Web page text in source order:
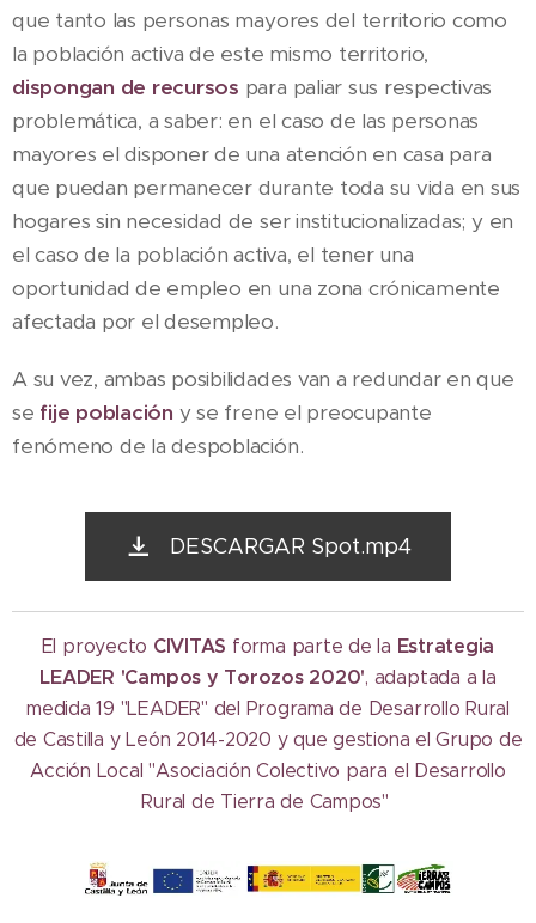
que tanto las personas mayores del territorio como
la población activa de este mismo territorio,
dispongan de recursos para paliar sus respectivas
problemática, a saber: en el caso de las personas
mayores el disponer de una atención en casa para
que puedan permanecer durante toda su vida en sus
hogares sin necesidad de ser institucionalizadas; y en
el caso de la población activa, el tener una
oportunidad de empleo en una zona crónicamente
afectada por el desempleo.
A su vez, ambas posibilidades van a redundar en que
se fije población y se frene el preocupante
fenómeno de la despoblación.
DESCARGAR Spot.mp4
El proyecto CIVITAS forma parte de la Estrategia
LEADER 'Campos y Torozos 2020', adaptada a la
medida 19 "LEADER" del Programa de Desarrollo Rural
de Castilla y León 2014-2020 y que gestiona el Grupo de
Acción Local "Asociación Colectivo para el Desarrollo
Rural de Tierra de Campos"